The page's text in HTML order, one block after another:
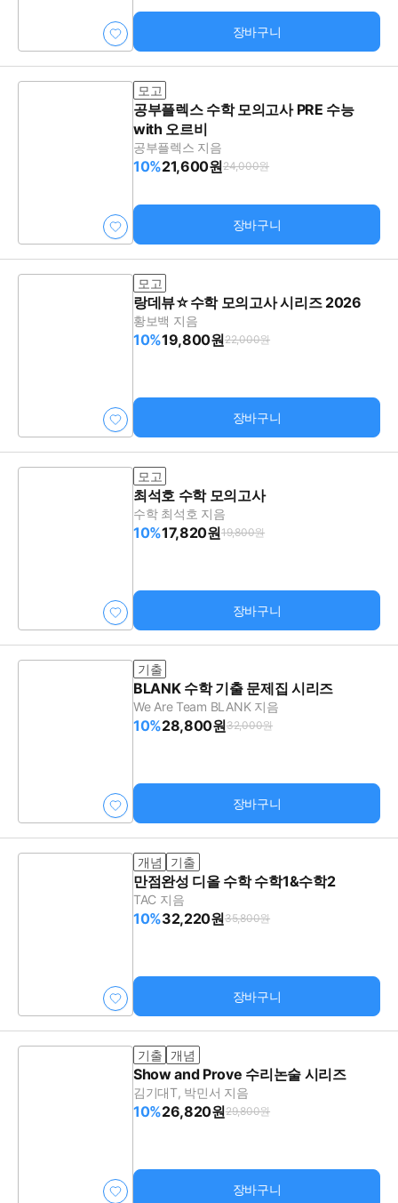
장바구니
모고
공부플렉스 수학 모의고사 PRE 수능
with 오르비
공부플렉스 지음
10%21,600원24,000원
장바구니
모고
랑데뷰☆수학 모의고사 시리즈 2026
황보백 지음
10%19,800원22,000원
장바구니
모고
최석호 수학 모의고사
수학 최석호 지음
10%17,820원19,800원
장바구니
기출
BLANK 수학 기출 문제집 시리즈
We Are Team BLANK 지음
10%28,800원32,000원
장바구니
개념 기출
만점완성 디올 수학 수학1&수학2
TAC 지음
10%32,220원35,800원
장바구니
기출 개념
Show and Prove 수리논술 시리즈
김기대T, 박민서 지음
10%26,820원29,800원
장바구니